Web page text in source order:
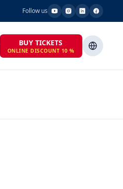
Follow us
BUY TICKETS
ONLINE DISCOUNT 10 %